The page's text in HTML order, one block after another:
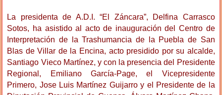
La presidenta de A.D.I. “El Záncara”, Delfina Carrasco
Sotos, ha asistido al acto de inauguración del Centro de
Interpretación de la Trashumancia de la Puebla de San
Blas de Villar de la Encina, acto presidido por su alcalde,
Santiago Vieco Martínez, y con la presencia del Presidente
Regional, Emiliano García-Page, el Vicepresidente
Primero, Jose Luis Martínez Guijarro y el Presidente de la